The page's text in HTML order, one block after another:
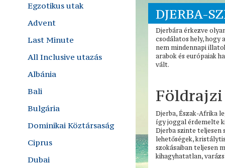
Egzotikus utak
Advent
Last Minute
All Inclusive utazás
Albánia
Bali
Bulgária
Dominikai Köztársaság
Ciprus
Dubai
DJERBA-
Djerbára érkezve
csodálatos hely, hogy
nem mindennapi
arabok és európaiak
vált.
Djerba, Észak-Afrika
így joggal érdemelte
Djerba szinte
lehetőségek,
szokásaiban teljesen
kihagyhatatlan,